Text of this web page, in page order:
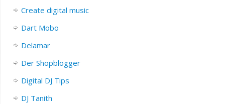
Create digital music
Dart Mobo
Delamar
Der Shopblogger
Digital DJ Tips
DJ Tanith